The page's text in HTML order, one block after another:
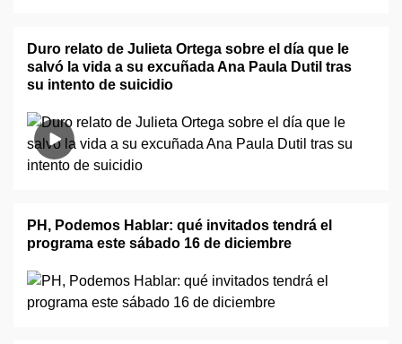
Duro relato de Julieta Ortega sobre el día que le
salvó la vida a su excuñada Ana Paula Dutil tras
su intento de suicidio
PH, Podemos Hablar: qué invitados tendrá el
programa este sábado 16 de diciembre